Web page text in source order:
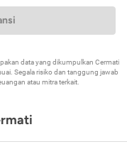
data yang dikumpulkan Cermati
Segala risiko dan tanggung jawab
atau mitra terkait.